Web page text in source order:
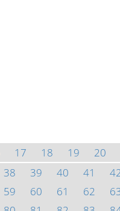
17 18 19 20
38 39 40 41
59 60 61 62